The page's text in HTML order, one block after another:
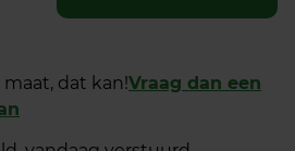
dat kan!Vraag dan een